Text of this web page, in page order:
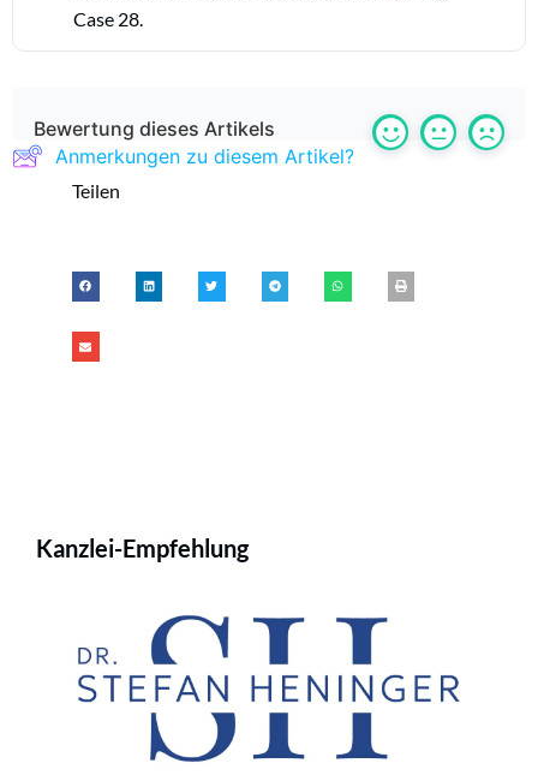
Case 28.
Bewertung dieses Artikels
Anmerkungen zu diesem Artikel?
Teilen
Kanzlei-Empfehlung